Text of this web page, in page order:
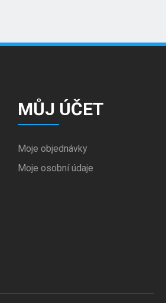
MŮJ ÚČET
Moje objednávky
Moje osobní údaje